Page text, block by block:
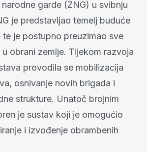
garde (ZNG) u svibnju
je predstavljao temelj buduće
je postupno preuzimao sve
obrani zemlje. Tijekom razvoja
provodila se mobilizacija
osnivanje novih brigada i
strukture. Unatoč brojnim
je sustav koji je omogućio
i izvođenje obrambenih